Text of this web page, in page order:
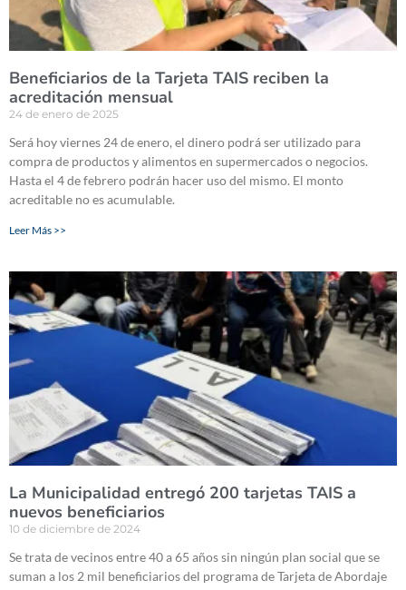
Beneficiarios de la Tarjeta TAIS reciben la
acreditación mensual
24 de enero de 2025
Será hoy viernes 24 de enero, el dinero podrá ser utilizado para
compra de productos y alimentos en supermercados o negocios.
Hasta el 4 de febrero podrán hacer uso del mismo. El monto
acreditable no es acumulable.
Leer Más >>
La Municipalidad entregó 200 tarjetas TAIS a
nuevos beneficiarios
10 de diciembre de 2024
Se trata de vecinos entre 40 a 65 años sin ningún plan social que se
suman a los 2 mil beneficiarios del programa de Tarjeta de Abordaje